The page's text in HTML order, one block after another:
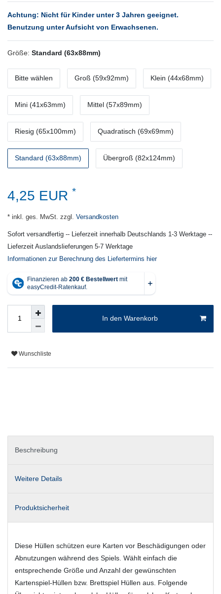
Achtung: Nicht für Kinder unter 3 Jahren geeignet.
Benutzung unter Aufsicht von Erwachsenen.
Größe: Standard (63x88mm)
Bitte wählen Groß (59x92mm) Klein (44x68mm)
Mini (41x63mm) Mittel (57x89mm)
Riesig (65x100mm) Quadratisch (69x69mm)
Standard (63x88mm) Übergroß (82x124mm)
4,25 EUR *
* inkl. ges. MwSt. zzgl. Versandkosten
Sofort versandfertig -- Lieferzeit innerhalb Deutschlands 1-3 Werktage --
Lieferzeit Auslandslieferungen 5-7 Werktage
Informationen zur Berechnung des Liefertermins hier
In den Warenkorb
Wunschliste
Beschreibung
Weitere Details
Produktsicherheit
Diese Hüllen schützen eure Karten vor Beschädigungen oder
Abnutzungen während des Spiels. Wählt einfach die
entsprechende Größe und Anzahl der gewünschten
Kartenspiel-Hüllen bzw. Brettspiel Hüllen aus. Folgende